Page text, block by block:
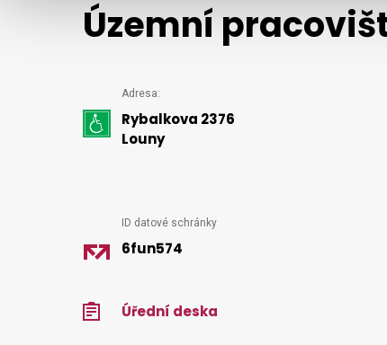
Územní
Podrobný
kontakt
Adresa:
Rybalkova 2376
Louny
ID datové schránky
6fun574
Úřední deska